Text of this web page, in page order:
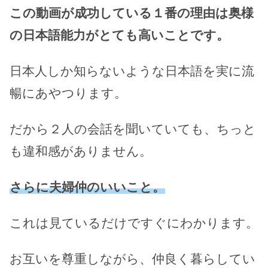
この動画が成功している１番の理由は奥様
の日本語能力がとても高いことです。
日本人しか知らないような日本語を実に流
暢にあやつります。
だから２人の会話を聞いていても、ちっと
も違和感がありません。
さらに夫婦仲のいいこと。
これは見ているだけですぐにわかります。
お互いを尊重しながら、仲良く暮らしてい